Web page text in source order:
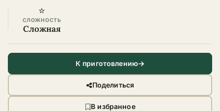
⭐
СЛОЖНОСТЬ
Сложная
К приготовлению
Поделиться
В избранное